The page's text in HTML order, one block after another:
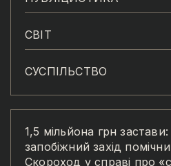
СВІТ
СУСПІЛЬСТВО
1,5 мільйона грн
запобіжний захід
Скороход у справі про